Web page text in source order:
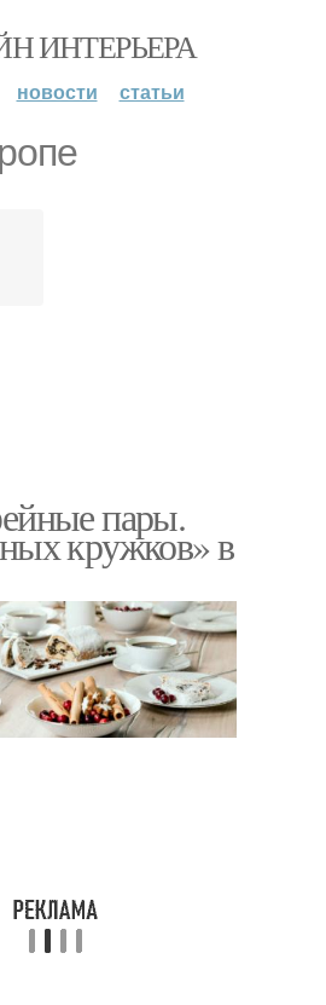
ИНТЕРЬЕРА
новости статьи
пары.
кружков» в